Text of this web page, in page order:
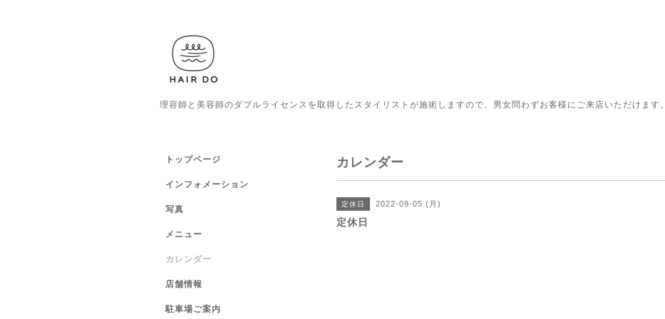
理容師と美容師のダブルライセンスを取得したスタイリストが施術しますので、男女問わずお客様にご来店いただけます。
カレンダー
定休日 2022-09-05 (月)
定休日
トップページ
インフォメーション
写真
メニュー
カレンダー
店舗情報
駐車場ご案内